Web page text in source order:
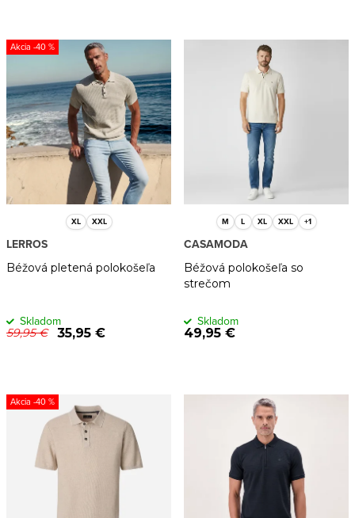
s
r
o
d
u
k
o
v
n
e
p
r
o
d
k
t
v
Najpredávanejšie
Abecedne
-40 %
XL XXL
Béžová pletená polokošeľa
LERROS
59,95 € 35,95 €
Skladom
M L XL XXL +1
Béžová polokošeľa so
strečom
CASAMODA
49,95 €
Skladom
-40 %